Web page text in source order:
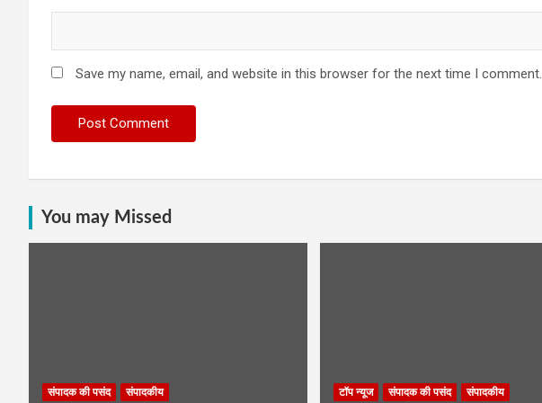
Save my name, email, and website in this browser for the next time I comment.
You may Missed
संपादक की पसंद संपादकीय टॉप न्यूज संपादक की पसंद संपादकीय